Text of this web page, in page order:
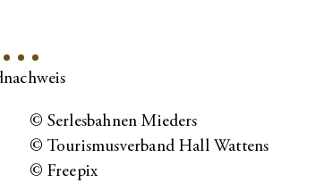
© Serlesbahnen Mieders
© Tourismusverband Hall Wattens
© Freepix